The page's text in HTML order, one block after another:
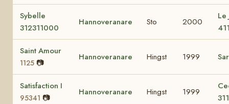
Sybelle
312311000
Hannoveranare Sto 2000
Le
Saint Amour
1125 📷
Hannoveranare Hingst 1999
Satisfaction I
95341 📷
Hannoveranare Hingst 1999